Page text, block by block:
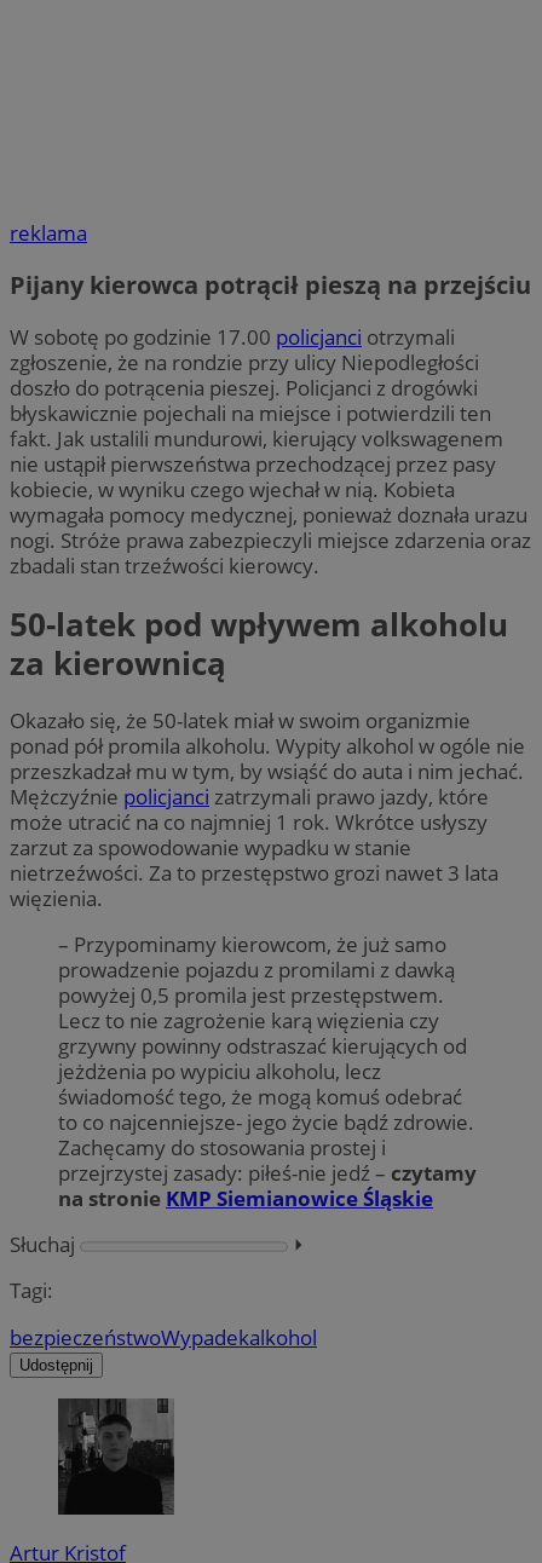
reklama
Pijany kierowca potrącił pieszą na przejściu
W sobotę po godzinie 17.00 policjanci otrzymali
zgłoszenie, że na rondzie przy ulicy Niepodległości
doszło do potrącenia pieszej. Policjanci z drogówki
błyskawicznie pojechali na miejsce i potwierdzili ten
fakt. Jak ustalili mundurowi, kierujący volkswagenem
nie ustąpił pierwszeństwa przechodzącej przez pasy
kobiecie, w wyniku czego wjechał w nią. Kobieta
wymagała pomocy medycznej, ponieważ doznała urazu
nogi. Stróże prawa zabezpieczyli miejsce zdarzenia oraz
zbadali stan trzeźwości kierowcy.
50-latek pod wpływem alkoholu
za kierownicą
Okazało się, że 50-latek miał w swoim organizmie
ponad pół promila alkoholu. Wypity alkohol w ogóle nie
przeszkadzał mu w tym, by wsiąść do auta i nim jechać.
Mężczyźnie policjanci zatrzymali prawo jazdy, które
może utracić na co najmniej 1 rok. Wkrótce usłyszy
zarzut za spowodowanie wypadku w stanie
nietrzeźwości. Za to przestępstwo grozi nawet 3 lata
więzienia.
– Przypominamy kierowcom, że już samo
prowadzenie pojazdu z promilami z dawką
powyżej 0,5 promila jest przestępstwem.
Lecz to nie zagrożenie karą więzienia czy
grzywny powinny odstraszać kierujących od
jeżdżenia po wypiciu alkoholu, lecz
świadomość tego, że mogą komuś odebrać
to co najcenniejsze- jego życie bądź zdrowie.
Zachęcamy do stosowania prostej i
przejrzystej zasady: piłeś-nie jedź – czytamy
na stronie KMP Siemianowice Śląskie
Słuchaj
⏵︎
Tagi:
bezpieczeństwoWypadekalkohol
Udostępnij
Artur Kristof